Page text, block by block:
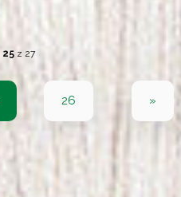
25 z 27
26 »